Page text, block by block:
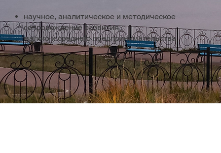
научное, аналитическое и методическое
сопровождение развития
малого и среднего предпринимательства